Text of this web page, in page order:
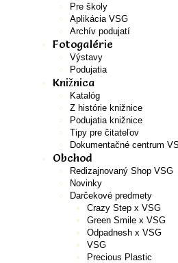
Pre školy
Aplikácia VSG
Archív podujatí
Fotogalérie
Výstavy
Podujatia
Knižnica
Katalóg
Z histórie knižnice
Podujatia knižnice
Tipy pre čitateľov
Dokumentačné centrum
Obchod
Redizajnovaný Shop VSG
Novinky
Darčekové predmety
Crazy Step x VSG
Green Smile x VSG
Odpadnesh x VSG
VSG
Precious Plastic